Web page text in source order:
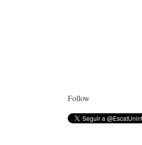
Follow